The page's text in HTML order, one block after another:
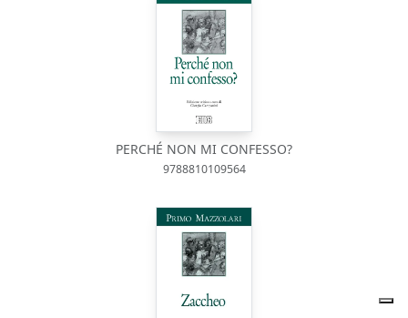
PERCHÉ NON MI CONFESSO?
9788810109564